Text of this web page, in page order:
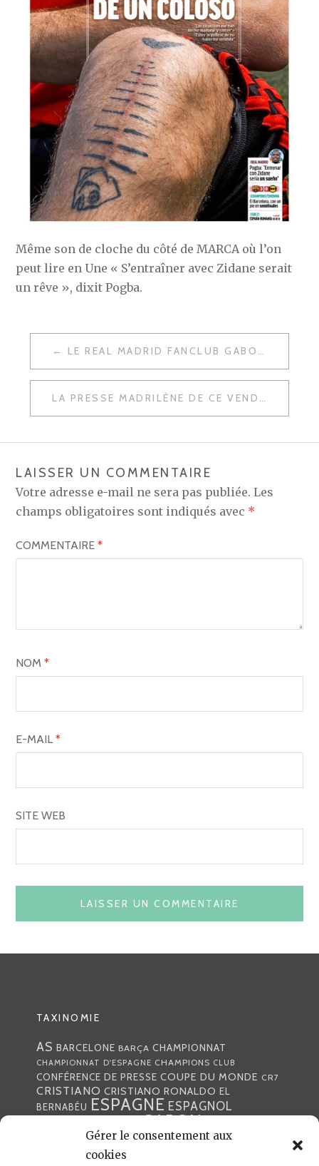
Gérer le consentement aux
cookies
Même son de cloche du côté de MARCA où l’on
peut lire en Une « S’entraîner avec Zidane serait
un rêve », dixit Pogba.
NAVIGATION
DE
L’ARTICLE
LE REAL MADRID FANCLUB GABON CÉLÉBRANT LA QUALIFICATION DU REAL MADRID
LA PRESSE MADRILÈNE DE CE VENDREDI
LAISSER UN COMMENTAIRE
Votre adresse e-mail ne sera pas publiée. Les
champs obligatoires sont indiqués avec *
COMMENTAIRE*
NOM*
E-MAIL*
SITE WEB
TAXINOMIE
AS BARCELONE BARÇA CHAMPIONNAT
CHAMPIONNAT D'ESPAGNE CHAMPIONS CLUB
CONFÉRENCE DE PRESSE COUPE DU MONDE CR7
CRISTIANO CRISTIANO RONALDO EL
BERNABÉU ESPAGNE ESPAGNOL
GABON
JULEN LOPETEGUI KARIM BENZÉMA
LIGUE DES CHAMPIONS